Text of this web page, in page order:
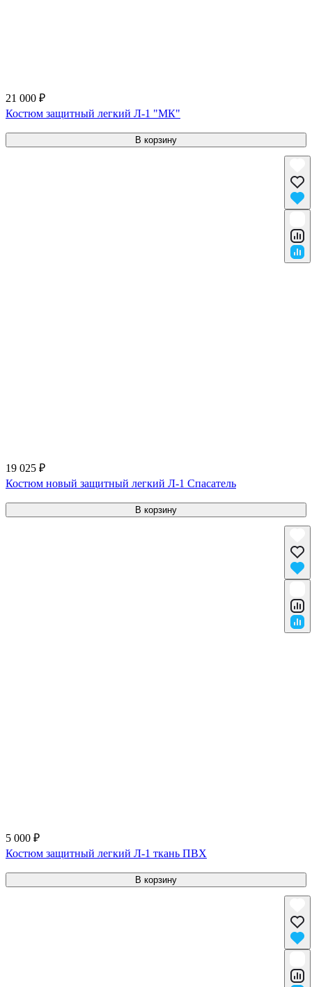
21 000 ₽
Костюм защитный легкий Л-1 "МК"
В корзину
19 025 ₽
Костюм новый защитный легкий Л-1 Спасатель
В корзину
5 000 ₽
Костюм защитный легкий Л-1 ткань ПВХ
В корзину